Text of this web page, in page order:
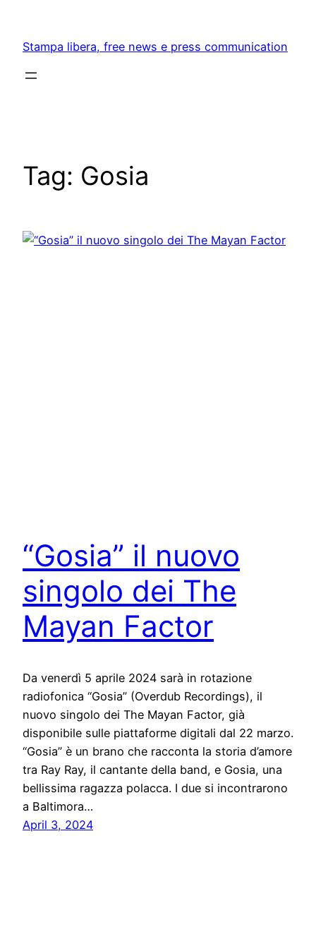
content
Stampa libera, free news e press communication
Tag: Gosia
“Gosia” il nuovo
singolo dei The
Mayan Factor
Da venerdì 5 aprile 2024 sarà in rotazione
radiofonica “Gosia” (Overdub Recordings), il
nuovo singolo dei The Mayan Factor, già
disponibile sulle piattaforme digitali dal 22 marzo.
“Gosia” è un brano che racconta la storia d’amore
tra Ray Ray, il cantante della band, e Gosia, una
bellissima ragazza polacca. I due si incontrarono
a Baltimora…
April 3, 2024